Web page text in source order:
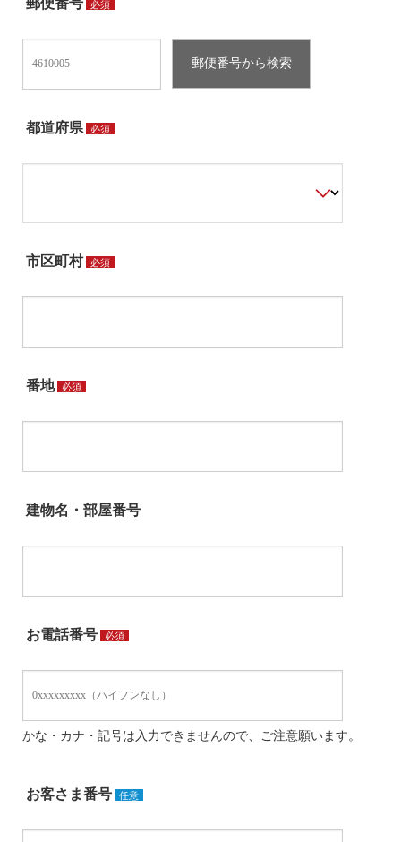
必須
都道府県 必須
市区町村 必須
番地 必須
建物名・部屋番号
お電話番号 必須
かな・カナ・記号は入力できませんので、ご注意願います。
お客さま番号 任意